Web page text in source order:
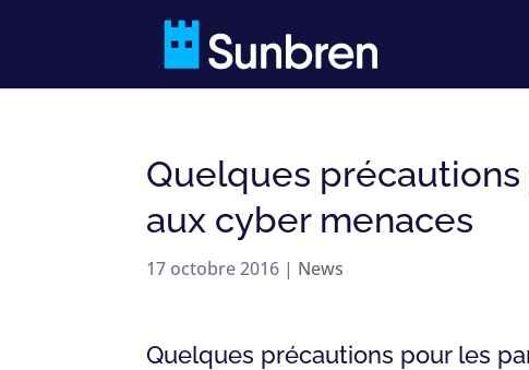
Quelques
aux cyber menaces
17 octobre 2016 | News
Quelques précautions pour les